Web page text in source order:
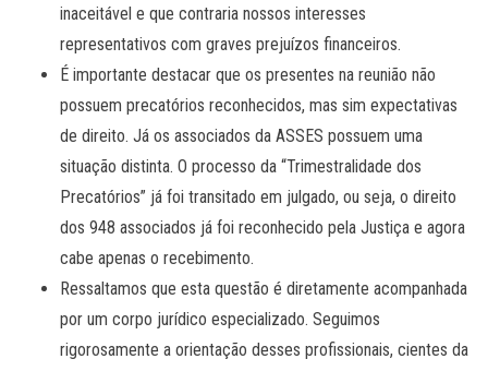
inaceitável e que contraria nossos interesses
representativos com graves prejuízos financeiros.
É importante destacar que os presentes na reunião não
possuem precatórios reconhecidos, mas sim expectativas
de direito. Já os associados da ASSES possuem uma
situação distinta. O processo da “Trimestralidade dos
Precatórios” já foi transitado em julgado, ou seja, o direito
dos 948 associados já foi reconhecido pela Justiça e agora
cabe apenas o recebimento.
Ressaltamos que esta questão é diretamente acompanhada
por um corpo jurídico especializado. Seguimos
rigorosamente a orientação desses profissionais, cientes da